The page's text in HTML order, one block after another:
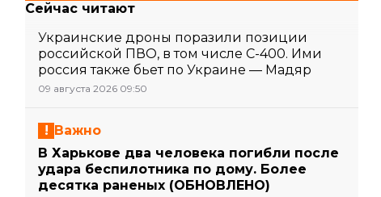
Сейчас читают
Украинские дроны поразили позиции
российской ПВО, в том числе С-400. Ими
россия также бьет по Украине — Мадяр
09 августа 2026 09:50
Важно
В Харькове два человека погибли после
удара беспилотника по дому. Более
десятка раненых (ОБНОВЛЕНО)